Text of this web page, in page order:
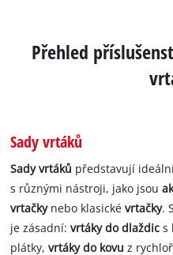
Přehled
Sady vrtáků
Sady vrtáků představují
s různými nástroji, jako jsou
vrtačkynebo klasickévrtačky.
je zásadní:vrtáky do dlaždic s
plátky,vrtáky do kovu z